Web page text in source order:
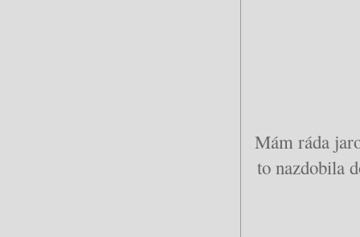
Mám ráda
to nazdobila